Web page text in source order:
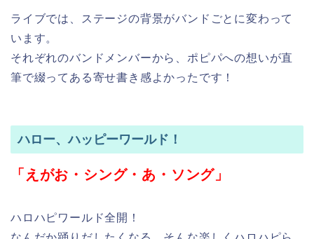
ライブでは、ステージの背景がバンドごとに変わって
います。
それぞれのバンドメンバーから、ポピパへの想いが直
筆で綴ってある寄せ書き感よかったです！
ハロー、ハッピーワールド！
「えがお・シング・あ・ソング」
ハロハピワールド全開！